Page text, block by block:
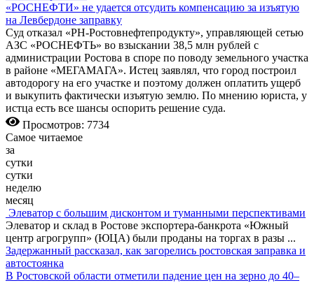
«РОСНЕФТИ» не удается отсудить компенсацию за изъятую
на Левбердоне заправку
Суд отказал «РН-Ростовнефтепродукту», управляющей сетью
АЗС «РОСНЕФТЬ» во взыскании 38,5 млн рублей с
администрации Ростова в споре по поводу земельного участка
в районе «МЕГАМАГА». Истец заявлял, что город построил
автодорогу на его участке и поэтому должен оплатить ущерб
и выкупить фактически изъятую землю. По мнению юриста, у
истца есть все шансы оспорить решение суда.
Просмотров: 7734
Самое читаемое
за
сутки
сутки
неделю
месяц
Элеватор с большим дисконтом и туманными перспективами
Элеватор и склад в Ростове экспортера-банкрота «Южный
центр агрогрупп» (ЮЦА) были проданы на торгах в разы ...
Задержанный рассказал, как загорелись ростовская заправка и
автостоянка
В Ростовской области отметили падение цен на зерно до 40–